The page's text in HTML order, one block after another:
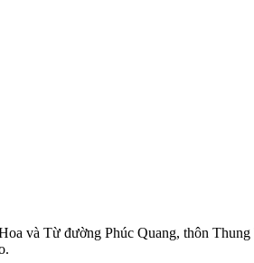
và Từ đường Phúc Quang, thôn